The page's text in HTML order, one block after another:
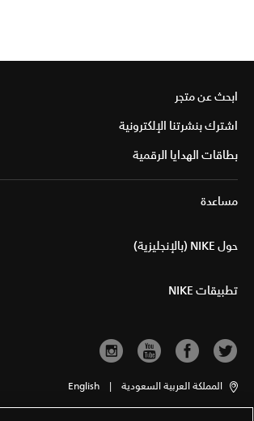
ابحث عن متجر
اشترك بنشرتنا الإلكترونية
بطاقات الهدايا الرقمية
مساعدة
حول NIKE (بالإنجليزية)
تطبيقات NIKE
المملكة العربية السعودية |
English